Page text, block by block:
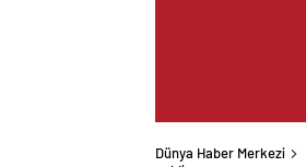
Dünya Haber Merkezi